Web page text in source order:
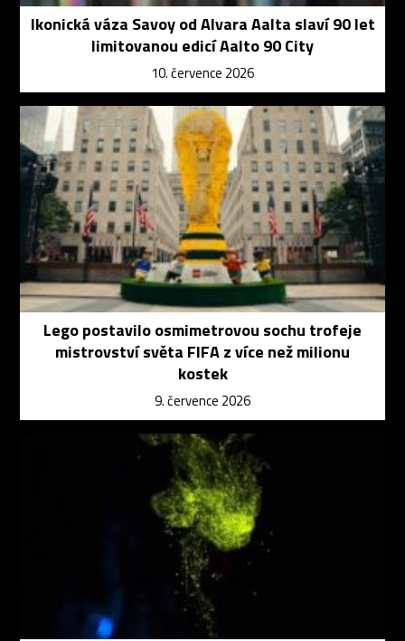
Ikonická váza Savoy od Alvara Aalta slaví 90 let
limitovanou edicí Aalto 90 City
10. července 2026
Lego postavilo osmimetrovou sochu trofeje
mistrovství světa FIFA z více než milionu
kostek
9. července 2026